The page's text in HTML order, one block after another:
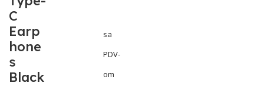
C
Earp
hone
s
Black
sa
PDV-
om